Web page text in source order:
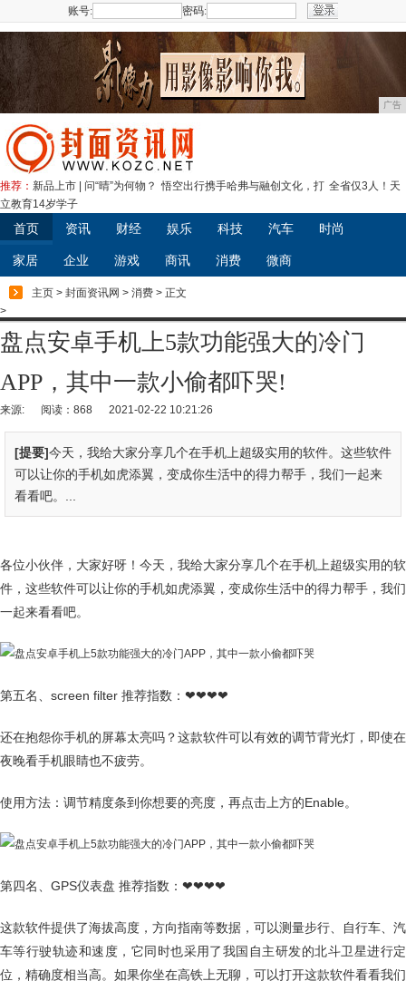
账号: 密码:
广告
推荐： 新品上市 | 问“晴”为何物？ 悟空出行携手哈弗与融创文化，打 全省仅3人！天
立教育14岁学子
首页 资讯 财经 娱乐 科技 汽车 时尚
家居 企业 游戏 商讯 消费 微商
主页 > 封面资讯网 > 消费 > 正文
>
盘点安卓手机上5款功能强大的冷门
APP，其中一款小偷都吓哭!
来源: 阅读：868 2021-02-22 10:21:26
[提要]今天，我给大家分享几个在手机上超级实用的软件。这些软件
可以让你的手机如虎添翼，变成你生活中的得力帮手，我们一起来
看看吧。...
各位小伙伴，大家好呀！今天，我给大家分享几个在手机上超级实用的软
件，这些软件可以让你的手机如虎添翼，变成你生活中的得力帮手，我们
一起来看看吧。
第五名、screen filter 推荐指数：❤❤❤❤
还在抱怨你手机的屏幕太亮吗？这款软件可以有效的调节背光灯，即使在
夜晚看手机眼睛也不疲劳。
使用方法：调节精度条到你想要的亮度，再点击上方的Enable。
第四名、GPS仪表盘 推荐指数：❤❤❤❤
这款软件提供了海拔高度，方向指南等数据，可以测量步行、自行车、汽
车等行驶轨迹和速度，它同时也采用了我国自主研发的北斗卫星进行定
位，精确度相当高。如果你坐在高铁上无聊，可以打开这款软件看看我们